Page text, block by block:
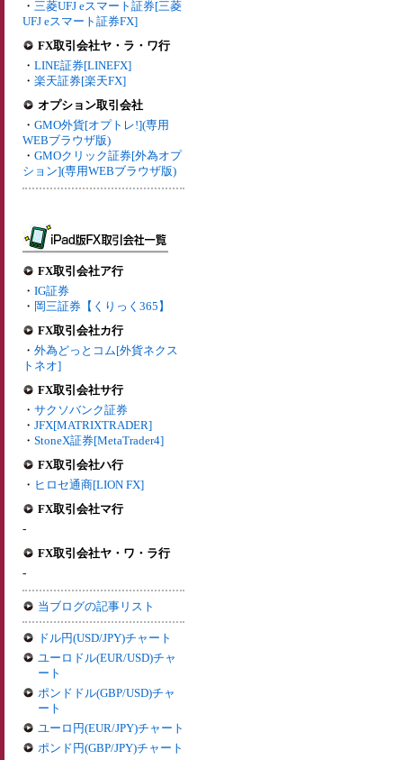
・ 三菱UFJ eスマート証券[三菱
UFJ eスマート証券FX]
FX取引会社ヤ・ラ・ワ行
・ LINE証券[LINEFX]
・ 楽天証券[楽天FX]
オプション取引会社
・ GMO外貨[オプトレ!](専用
WEBブラウザ版)
・ GMOクリック証券[外為オプ
ション](専用WEBブラウザ版)
FX取引会社ア行
・ IG証券
・ 岡三証券【くりっく365】
FX取引会社カ行
・ 外為どっとコム[外貨ネクス
トネオ]
FX取引会社サ行
・ サクソバンク証券
・ JFX[MATRIXTRADER]
・ StoneX証券[MetaTrader4]
FX取引会社ハ行
・ ヒロセ通商[LION FX]
FX取引会社マ行
-
FX取引会社ヤ・ワ・ラ行
-
当ブログの記事リスト
ドル円(USD/JPY)チャート
ユーロドル(EUR/USD)チャ
ート
ポンドドル(GBP/USD)チャ
ート
ユーロ円(EUR/JPY)チャート
ポンド円(GBP/JPY)チャート